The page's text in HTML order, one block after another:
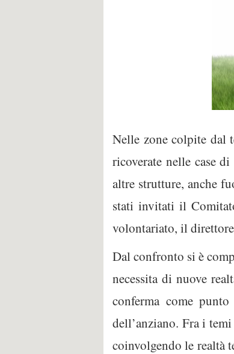
Nelle zone colpite dal
ricoverate nelle case
altre strutture, anche
stati invitati il
volontariato, il
Dal confronto si è
necessita di nuove
conferma come
dell’anziano. Fra i
coinvolgendo le realtà